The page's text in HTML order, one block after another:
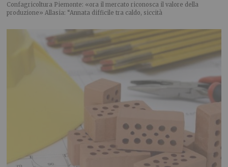
Confagricoltura Piemonte: «ora il mercato riconosca il valore della
produzione» Allasia: “Annata difficile tra caldo, siccità